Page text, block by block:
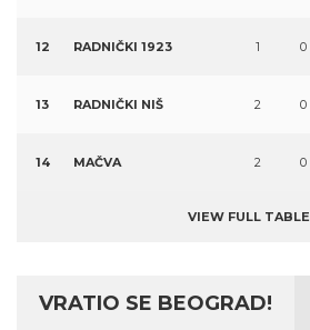
12 RADNIČKI 1923 1 0
13 RADNIČKI NIŠ 2 0
14 MAČVA 2 0
VIEW FULL TABLE
VRATIO SE BEOGRAD!